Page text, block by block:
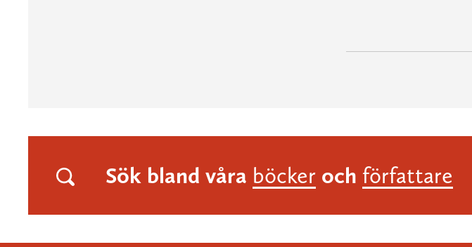
Sök bland våra böcker och författare